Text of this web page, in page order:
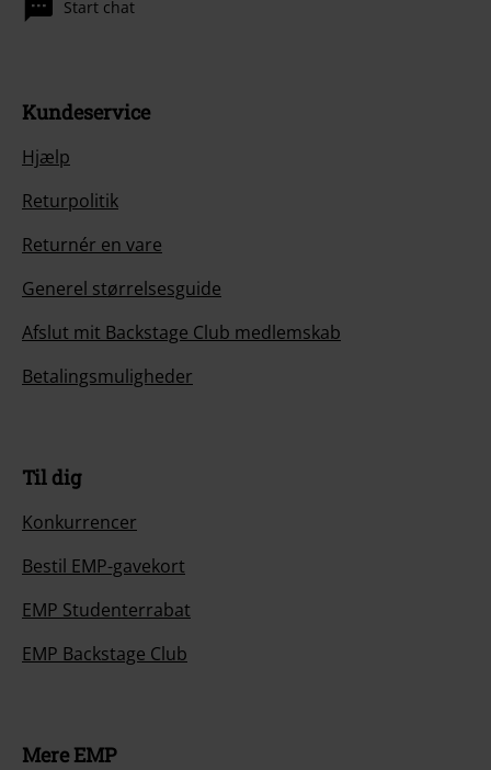
Start chat
Kundeservice
Hjælp
Returpolitik
Returnér en vare
Generel størrelsesguide
Afslut mit Backstage Club medlemskab
Betalingsmuligheder
Til dig
Konkurrencer
Bestil EMP-gavekort
EMP Studenterrabat
EMP Backstage Club
Mere EMP